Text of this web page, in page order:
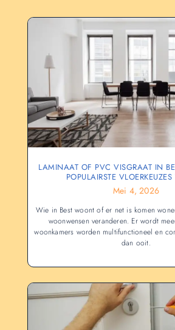
LAMINAAT OF PVC VISGRAAT IN
POPULAIRSTE
Mei 4, 2026
Wie in Best woont of er net is komen
woonwensen veranderen. Er wordt
woonkamers worden multifunctioneel en
dan ooit.